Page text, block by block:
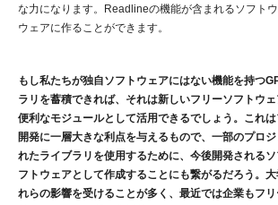
な力になります。Readlineの機能が含まれるソフト
ウェアに作ることができます。
もし私たちが独自ソフトウェアにはない機能を持つ
ラリを蓄積できれば、それは新しいフリーソフトウ
便利なモジュールとして活用できるでしょう。これ
開発に一層大きな利点を与えるもので、一部のプロ
れたライブラリを使用するために、今後開発される
フトウェアとして作成することにも繋がるだろう。
れらの影響を受けることが多く、最近では企業もフ